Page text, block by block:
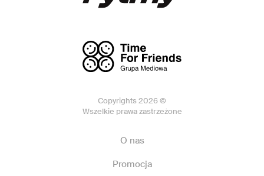
Copyrights 2026 ©
Wszelkie prawa zastrzeżone
O nas
Promocja